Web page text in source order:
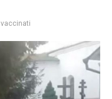
vaccinati